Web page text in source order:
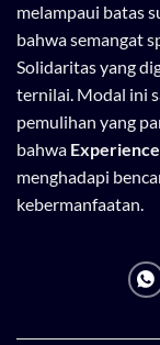
melampaui batas
bahwa semangat
Solidaritas yang
ternilai. Modal ini
pemulihan yang
bahwa Experience
menghadapi
kebermanfaatan.